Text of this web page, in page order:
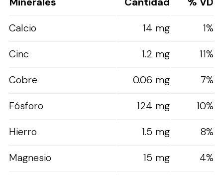
Calcio
14 mg
1%
Cinc
1.2 mg
11%
Cobre
0.06 mg
7%
Fósforo
124 mg
10%
Hierro
1.5 mg
8%
Magnesio
15 mg
4%